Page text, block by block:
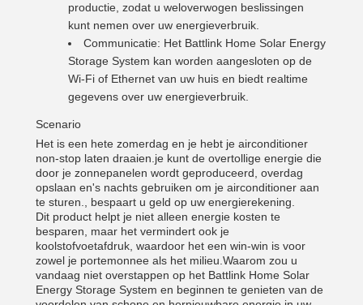
productie, zodat u weloverwogen beslissingen
kunt nemen over uw energieverbruik.
Communicatie: Het Battlink Home Solar Energy
Storage System kan worden aangesloten op de
Wi-Fi of Ethernet van uw huis en biedt realtime
gegevens over uw energieverbruik.
Scenario
Het is een hete zomerdag en je hebt je airconditioner
non-stop laten draaien.je kunt de overtollige energie die
door je zonnepanelen wordt geproduceerd, overdag
opslaan en's nachts gebruiken om je airconditioner aan
te sturen., bespaart u geld op uw energierekening.
Dit product helpt je niet alleen energie kosten te
besparen, maar het vermindert ook je
koolstofvoetafdruk, waardoor het een win-win is voor
zowel je portemonnee als het milieu.Waarom zou u
vandaag niet overstappen op het Battlink Home Solar
Energy Storage System en beginnen te genieten van de